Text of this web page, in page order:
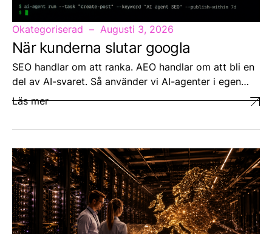
Okategoriserad Augusti 3, 2026
När kunderna slutar googla
SEO handlar om att ranka. AEO handlar om att bli en
del av AI-svaret. Så använder vi AI-agenter i egen…
Läs mer